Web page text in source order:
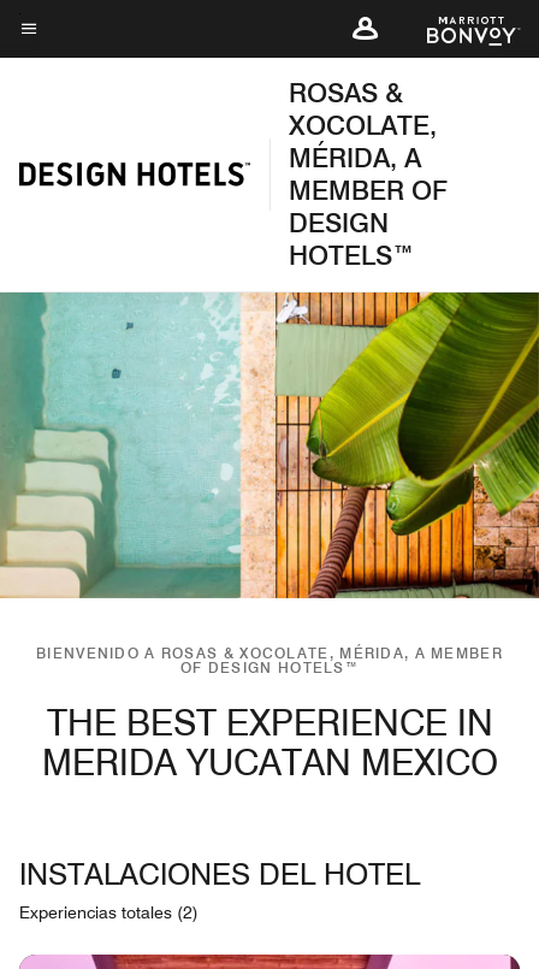
Skip
toTexto del menú
ROSAS &
XOCOLATE,
MÉRIDA, A
MEMBER OF
DESIGN
HOTELS™
BIENVENIDO A ROSAS & XOCOLATE, MÉRIDA, A MEMBER
OF DESIGN HOTELS™
THE BEST EXPERIENCE IN
MERIDA YUCATAN MEXICO
INSTALACIONES DEL HOTEL
Experiencias totales (2)